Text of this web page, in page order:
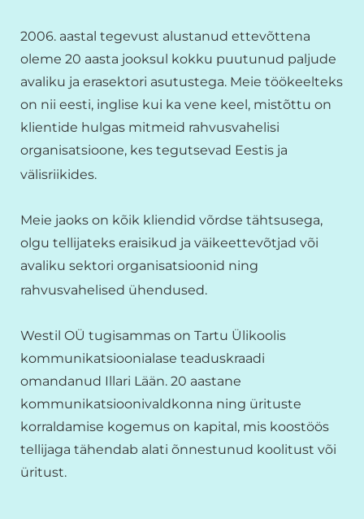
2006. aastal tegevust alustanud ettevõttena
oleme 20 aasta jooksul kokku puutunud paljude
avaliku ja erasektori asutustega. Meie töökeelteks
on nii eesti, inglise kui ka vene keel, mistõttu on
klientide hulgas mitmeid rahvusvahelisi
organisatsioone, kes tegutsevad Eestis ja
välisriikides.
Meie jaoks on kõik kliendid võrdse tähtsusega,
olgu tellijateks eraisikud ja väikeettevõtjad või
avaliku sektori organisatsioonid ning
rahvusvahelised ühendused.
Westil OÜ tugisammas on Tartu Ülikoolis
kommunikatsioonialase teaduskraadi
omandanud Illari Lään. 20 aastane
kommunikatsioonivaldkonna ning ürituste
korraldamise kogemus on kapital, mis koostöös
tellijaga tähendab alati õnnestunud koolitust või
üritust.